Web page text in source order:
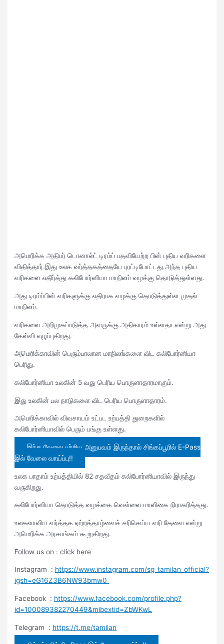
அமெரிக்க அதிபர் டொனால்ட் டிரம்ப் பதவியேற்ற பின் புதிய வரிகளை
விதித்தார்.இது உலக வர்த்தகத்தையே புரட்டிபோட்டது.அந்த புதிய
வரிகளை எதிர்த்து கலிபோர்னியா மாநிலம் வழக்கு தொடுத்துள்ளது.
அது டிரம்ப்பின் வரிகளுக்கு எதிராக வழக்கு தொடுத்துள்ள முதல்
மாநிலம்.
வரிகளை அறிமுகப்படுத்த அவருக்கு அதிகாரம் உள்ளதா என்று அது
கேள்வி எழுப்புகிறது.
அமெரிக்காவின் பெரும்பாலான மாநிலங்களை விட கலிபோர்னியா
பெரிது.
கலிபோர்னியா உலகின் 5 வது பெரிய பொருளாதாரமாகும்.
இது உலகின் பல நாடுகளை விட பெரிய பொருளாதாரம்.
அமெரிக்காவில் விவசாயம் உட்பட உற்பத்தி துறைகளில்
கலிபோர்னியாவில் பெரும் பங்கு உள்ளது.
இந்த வேலை பற்றிய அனுபவம் இருந்தால் சிங்கப்பூரில் E-Pass
இல் வேலை வாய்ப்பு!!
உலக பாதாம் உற்பத்தியில் 82 சதவீதம் கலிபோர்னியாவில் இருந்து
வருகிறது.
கலிபோர்னியா தொடுத்த வழக்கை வெள்ளை மாளிகை நிராகரித்தது.
உலகளாவிய வர்த்தக ஏற்றத்தாழ்வைச் சரிசெய்ய வரி தேவை என்று
அமெரிக்க அரசாங்கம் கூறுகிறது.
Follow us on : click here
Instagram : https://www.instagram.com/sg_tamilan_official?
igsh=eG16Z3B6NW93bmw0
Facebook : https://www.facebook.com/profile.php?
id=100089382270449&mibextid=ZbWKwL
Telegram : https://t.me/tamilan